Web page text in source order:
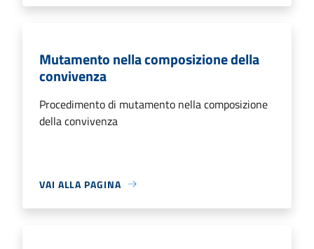
Mutamento nella composizione della
convivenza
Procedimento di mutamento nella composizione
della convivenza
VAI ALLA PAGINA